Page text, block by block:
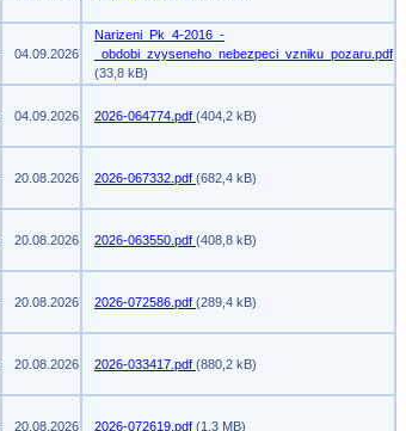
04.09.2026
Narizeni_Pk_4-2016_-
_obdobi_zvyseneho_nebezpeci_vzniku_pozaru.pdf
(33,8 kB)
04.09.2026 2026-064774.pdf (404,2 kB)
20.08.2026 2026-067332.pdf (682,4 kB)
20.08.2026 2026-063550.pdf (408,8 kB)
20.08.2026 2026-072586.pdf (289,4 kB)
20.08.2026 2026-033417.pdf (880,2 kB)
20.08.2026 2026-072619.pdf (1,3 MB)